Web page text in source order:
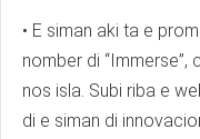
• E siman aki ta e
nomber di
nos isla. Subi riba e
di e siman di